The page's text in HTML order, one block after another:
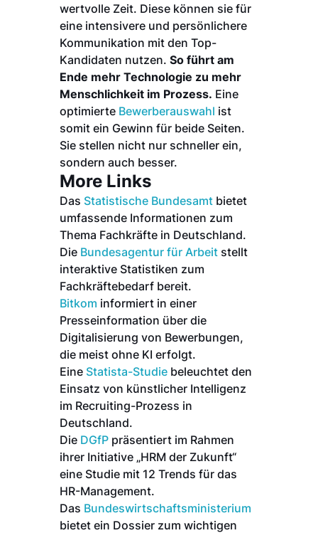
wertvolle Zeit. Diese können sie für
eine intensivere und persönlichere
Kommunikation mit den Top-
Kandidaten nutzen. So führt am
Ende mehr Technologie zu mehr
Menschlichkeit im Prozess. Eine
optimierte Bewerberauswahl ist
somit ein Gewinn für beide Seiten.
Sie stellen nicht nur schneller ein,
sondern auch besser.
More Links
Das Statistische Bundesamt bietet
umfassende Informationen zum
Thema Fachkräfte in Deutschland.
Die Bundesagentur für Arbeit stellt
interaktive Statistiken zum
Fachkräftebedarf bereit.
Bitkom informiert in einer
Presseinformation über die
Digitalisierung von Bewerbungen,
die meist ohne KI erfolgt.
Eine Statista-Studie beleuchtet den
Einsatz von künstlicher Intelligenz
im Recruiting-Prozess in
Deutschland.
Die DGfP präsentiert im Rahmen
ihrer Initiative „HRM der Zukunft“
eine Studie mit 12 Trends für das
HR-Management.
Das Bundeswirtschaftsministerium
bietet ein Dossier zum wichtigen